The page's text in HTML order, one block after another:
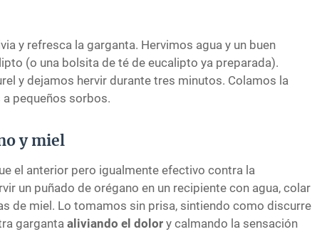
y refresca la garganta. Hervimos agua y un buen
(o una bolsita de té de eucalipto ya preparada).
y dejamos hervir durante tres minutos. Colamos la
pequeños sorbos.
y miel
el anterior pero igualmente efectivo contra la
un puñado de orégano en un recipiente con agua, colar
de miel. Lo tomamos sin prisa, sintiendo como discurre
gargantaaliviando el dolor y calmando la sensación